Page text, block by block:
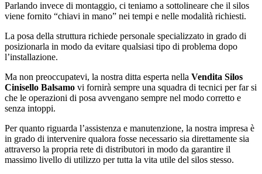
Parlando invece di montaggio, ci teniamo a sottolineare che il silos
viene fornito “chiavi in mano” nei tempi e nelle modalità richiesti.
La posa della struttura richiede personale specializzato in grado di
posizionarla in modo da evitare qualsiasi tipo di problema dopo
l’installazione.
Ma non preoccupatevi, la nostra ditta esperta nella Vendita Silos
Cinisello Balsamo vi fornirà sempre una squadra di tecnici per far si
che le operazioni di posa avvengano sempre nel modo corretto e
senza intoppi.
Per quanto riguarda l’assistenza e manutenzione, la nostra impresa è
in grado di intervenire qualora fosse necessario sia direttamente sia
attraverso la propria rete di distributori in modo da garantire il
massimo livello di utilizzo per tutta la vita utile del silos stesso.